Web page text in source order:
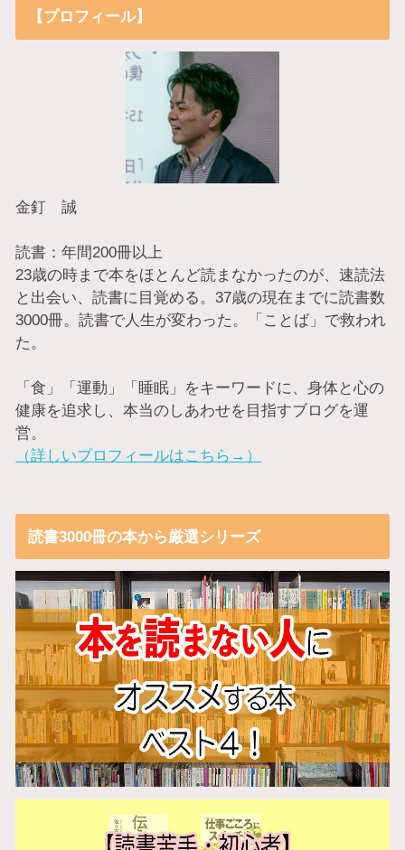
【プロフィール】
金釘 誠
読書：年間200冊以上
23歳の時まで本をほとんど読まなかったのが、速読法
と出会い、読書に目覚める。37歳の現在までに読書数
3000冊。読書で人生が変わった。「ことば」で救われ
た。
「食」「運動」「睡眠」をキーワードに、身体と心の
健康を追求し、本当のしあわせを目指すブログを運
営。
（詳しいプロフィールはこちら→）
読書3000冊の本から厳選シリーズ